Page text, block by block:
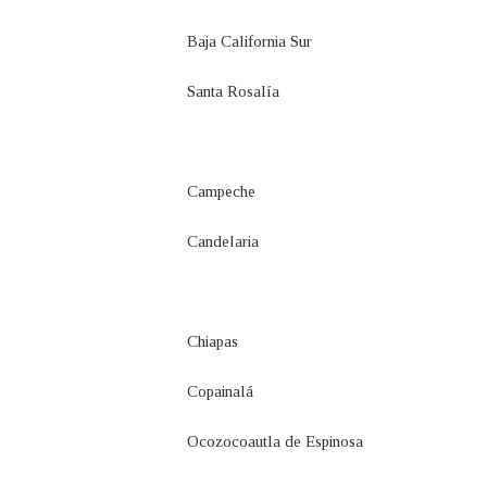
Baja California Sur
Santa Rosalía
Campeche
Candelaria
Chiapas
Copainalá
Ocozocoautla de Espinosa